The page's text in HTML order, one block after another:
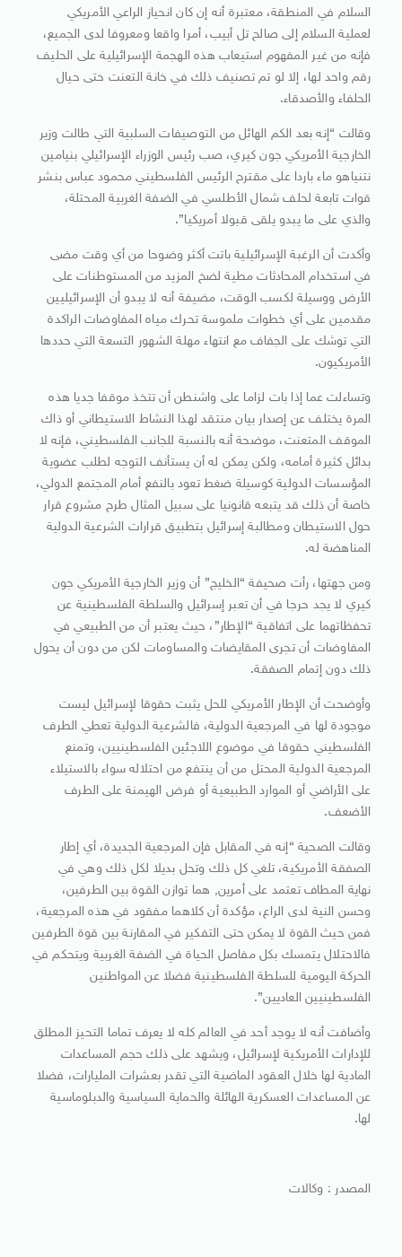
السلام في المنطقة، معتبرة أنه إن كان انحياز الراعي الأمريكي
لعملية السلام إلى صالح تل أبيب، أمرا واقعا ومعروفا لدى الجميع،
فإنه من غير المفهوم استيعاب هذه الهجمة الإسرائيلية على الحليف
رقم واحد لها، إلا لو تم تصنيف ذلك في خانة التعنت حتى حيال
الحلفاء والأصدقاء.
وقالت “إنه بعد الكم الهائل من التوصيفات السلبية التي طالت وزير
الخارجية الأمريكي جون كيري، صب رئيس الوزراء الإسرائيلي بنيامين
نتنياهو ماء باردا على مقترح الرئيس الفلسطيني محمود عباس بنشر
قوات تابعة لحلف شمال الأطلسي في الضفة الغربية المحتلة،
والذي على ما يبدو يلقى قبولا أمريكيا”.
وأكدت أن الرغبة الإسرائيلية باتت أكثر وضوحا من أي وقت مضى
في استخدام المحادثات مطية لضخ المزيد من المستوطنات على
الأرض ووسيلة لكسب الوقت، مضيفة أنه لا يبدو أن الإسرائيليين
مقدمين على أي خطوات ملموسة تحرك مياه المفاوضات الراكدة
التي توشك على الجفاف مع انتهاء مهلة الشهور التسعة التي حددها
الأمريكيون.
وتساءلت عما إذا بات لزاما على واشنطن أن تتخذ موقفا جديا هذه
المرة يختلف عن إصدار بيان منتقد لهذا النشاط الاستيطاني أو ذاك
الموقف المتعنت، موضحة أنه بالنسبة للجانب الفلسطيني، فإنه لا
بدائل كثيرة أمامه، ولكن يمكن له أن يستأنف التوجه لطلب عضوية
المؤسسات الدولية كوسيلة ضغط تعود بالنفع أمام المجتمع الدولي،
خاصة أن ذلك قد يتبعه قانونيا على سبيل المثال طرح مشروع قرار
حول الاستيطان ومطالبة إسرائيل بتطبيق قرارات الشرعية الدولية
المناهضة له.
ومن جهتها، رأت صحيفة “الخليج” أن وزير الخارجية الأمريكي جون
كيري لا يجد حرجا في أن تعبر إسرائيل والسلطة الفلسطينية عن
تحفظاتهما على اتفاقية “الإطار”، حيث يعتبر أن من الطبيعي في
المفاوضات أن تجرى المقايضات والمساومات لكن من دون أن يحول
ذلك دون إتمام الصفقة.
وأوضحت أن الإطار الأمريكي للحل يثبت حقوقا لإسرائيل ليست
موجودة لها في المرجعية الدولية، فالشرعية الدولية تعطي الطرف
الفلسطيني حقوقا في موضوع اللاجئين الفلسطينيين، وتمنع
المرجعية الدولية المحتل من أن ينتفع من احتلاله سواء بالاستيلاء
على الأراضي أو الموارد الطبيعية أو فرض الهيمنة على الطرف
الأضعف.
وقالت الصحية “إنه في المقابل فإن المرجعية الجديدة، أي إطار
الصفقة الأمريكية، تلغي كل ذلك وتحل بديلا لكل ذلك وهي في
نهاية المطاف تعتمد على أمرين, هما توازن القوة بين الطرفين،
وحسن النية لدى الراع، مؤكدة أن كلاهما مفقود في هذه المرجعية،
فمن حيث القوة لا يمكن حتى التفكير في المقارنة بين قوة الطرفين
فالاحتلال يتمسك بكل مفاصل الحياة في الضفة الغربية ويتحكم في
الحركة اليومية للسلطة الفلسطينية فضلا عن المواطنين
الفلسطينيين العاديين”.
وأضافت أنه لا يوجد أحد في العالم كله لا يعرف تماما التحيز المطلق
للإدارات الأمريكية لإسرائيل، ويشهد على ذلك حجم المساعدات
المادية لها خلال العقود الماضية التي تقدر بعشرات المليارات، فضلا
عن المساعدات العسكرية الهائلة والحماية السياسية والدبلوماسية
لها.
المصدر : وكالات